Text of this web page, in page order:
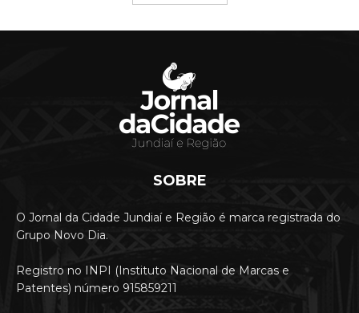
SOBRE
O Jornal da Cidade Jundiaí e Região é marca registrada do
Grupo Novo Dia.
Registro no INPI (Instituto Nacional de Marcas e
Patentes) número 915859211